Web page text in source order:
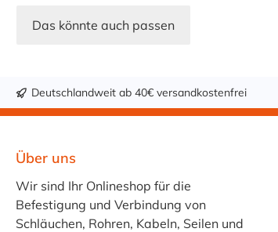
Das könnte auch passen
Deutschlandweit ab 40€ versandkostenfrei
Über uns
Wir sind Ihr Onlineshop für die
Befestigung und Verbindung von
Schläuchen, Rohren, Kabeln, Seilen und